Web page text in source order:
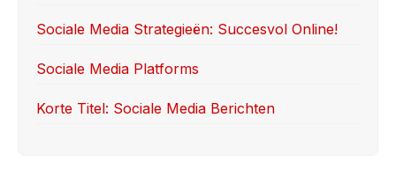
Sociale Media Strategieën: Succesvol Online!
Sociale Media Platforms
Korte Titel: Sociale Media Berichten